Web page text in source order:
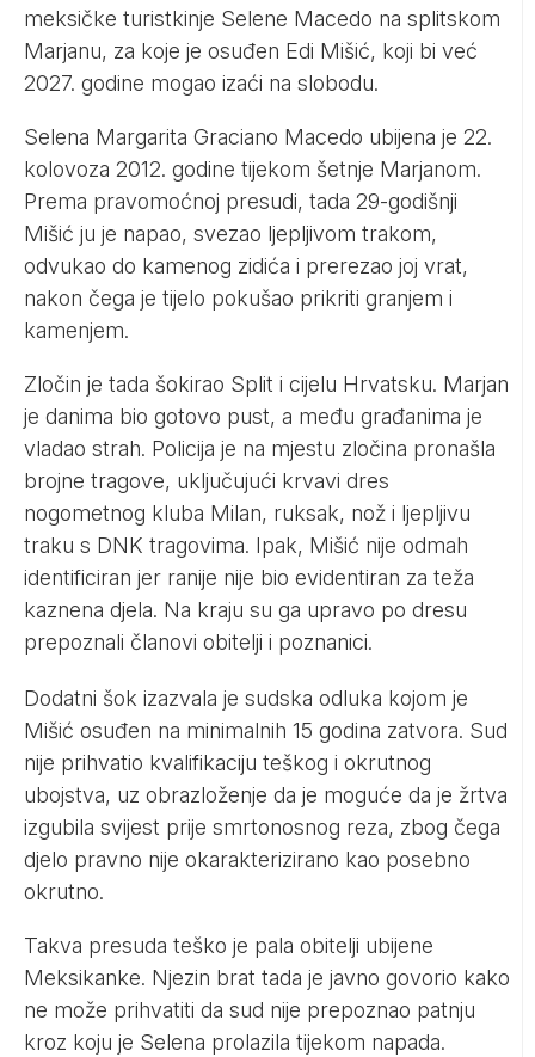
meksičke turistkinje Selene Macedo na splitskom
Marjanu, za koje je osuđen Edi Mišić, koji bi već
2027. godine mogao izaći na slobodu.
Selena Margarita Graciano Macedo ubijena je 22.
kolovoza 2012. godine tijekom šetnje Marjanom.
Prema pravomoćnoj presudi, tada 29-godišnji
Mišić ju je napao, svezao ljepljivom trakom,
odvukao do kamenog zidića i prerezao joj vrat,
nakon čega je tijelo pokušao prikriti granjem i
kamenjem.
Zločin je tada šokirao Split i cijelu Hrvatsku. Marjan
je danima bio gotovo pust, a među građanima je
vladao strah. Policija je na mjestu zločina pronašla
brojne tragove, uključujući krvavi dres
nogometnog kluba Milan, ruksak, nož i ljepljivu
traku s DNK tragovima. Ipak, Mišić nije odmah
identificiran jer ranije nije bio evidentiran za teža
kaznena djela. Na kraju su ga upravo po dresu
prepoznali članovi obitelji i poznanici.
Dodatni šok izazvala je sudska odluka kojom je
Mišić osuđen na minimalnih 15 godina zatvora. Sud
nije prihvatio kvalifikaciju teškog i okrutnog
ubojstva, uz obrazloženje da je moguće da je žrtva
izgubila svijest prije smrtonosnog reza, zbog čega
djelo pravno nije okarakterizirano kao posebno
okrutno.
Takva presuda teško je pala obitelji ubijene
Meksikanke. Njezin brat tada je javno govorio kako
ne može prihvatiti da sud nije prepoznao patnju
kroz koju je Selena prolazila tijekom napada.